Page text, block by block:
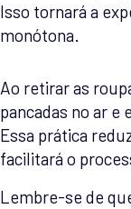
Isso tornará a
monótona.
Ao retirar as
pancadas no ar e
Essa prática
facilitará o
Lembre-se de